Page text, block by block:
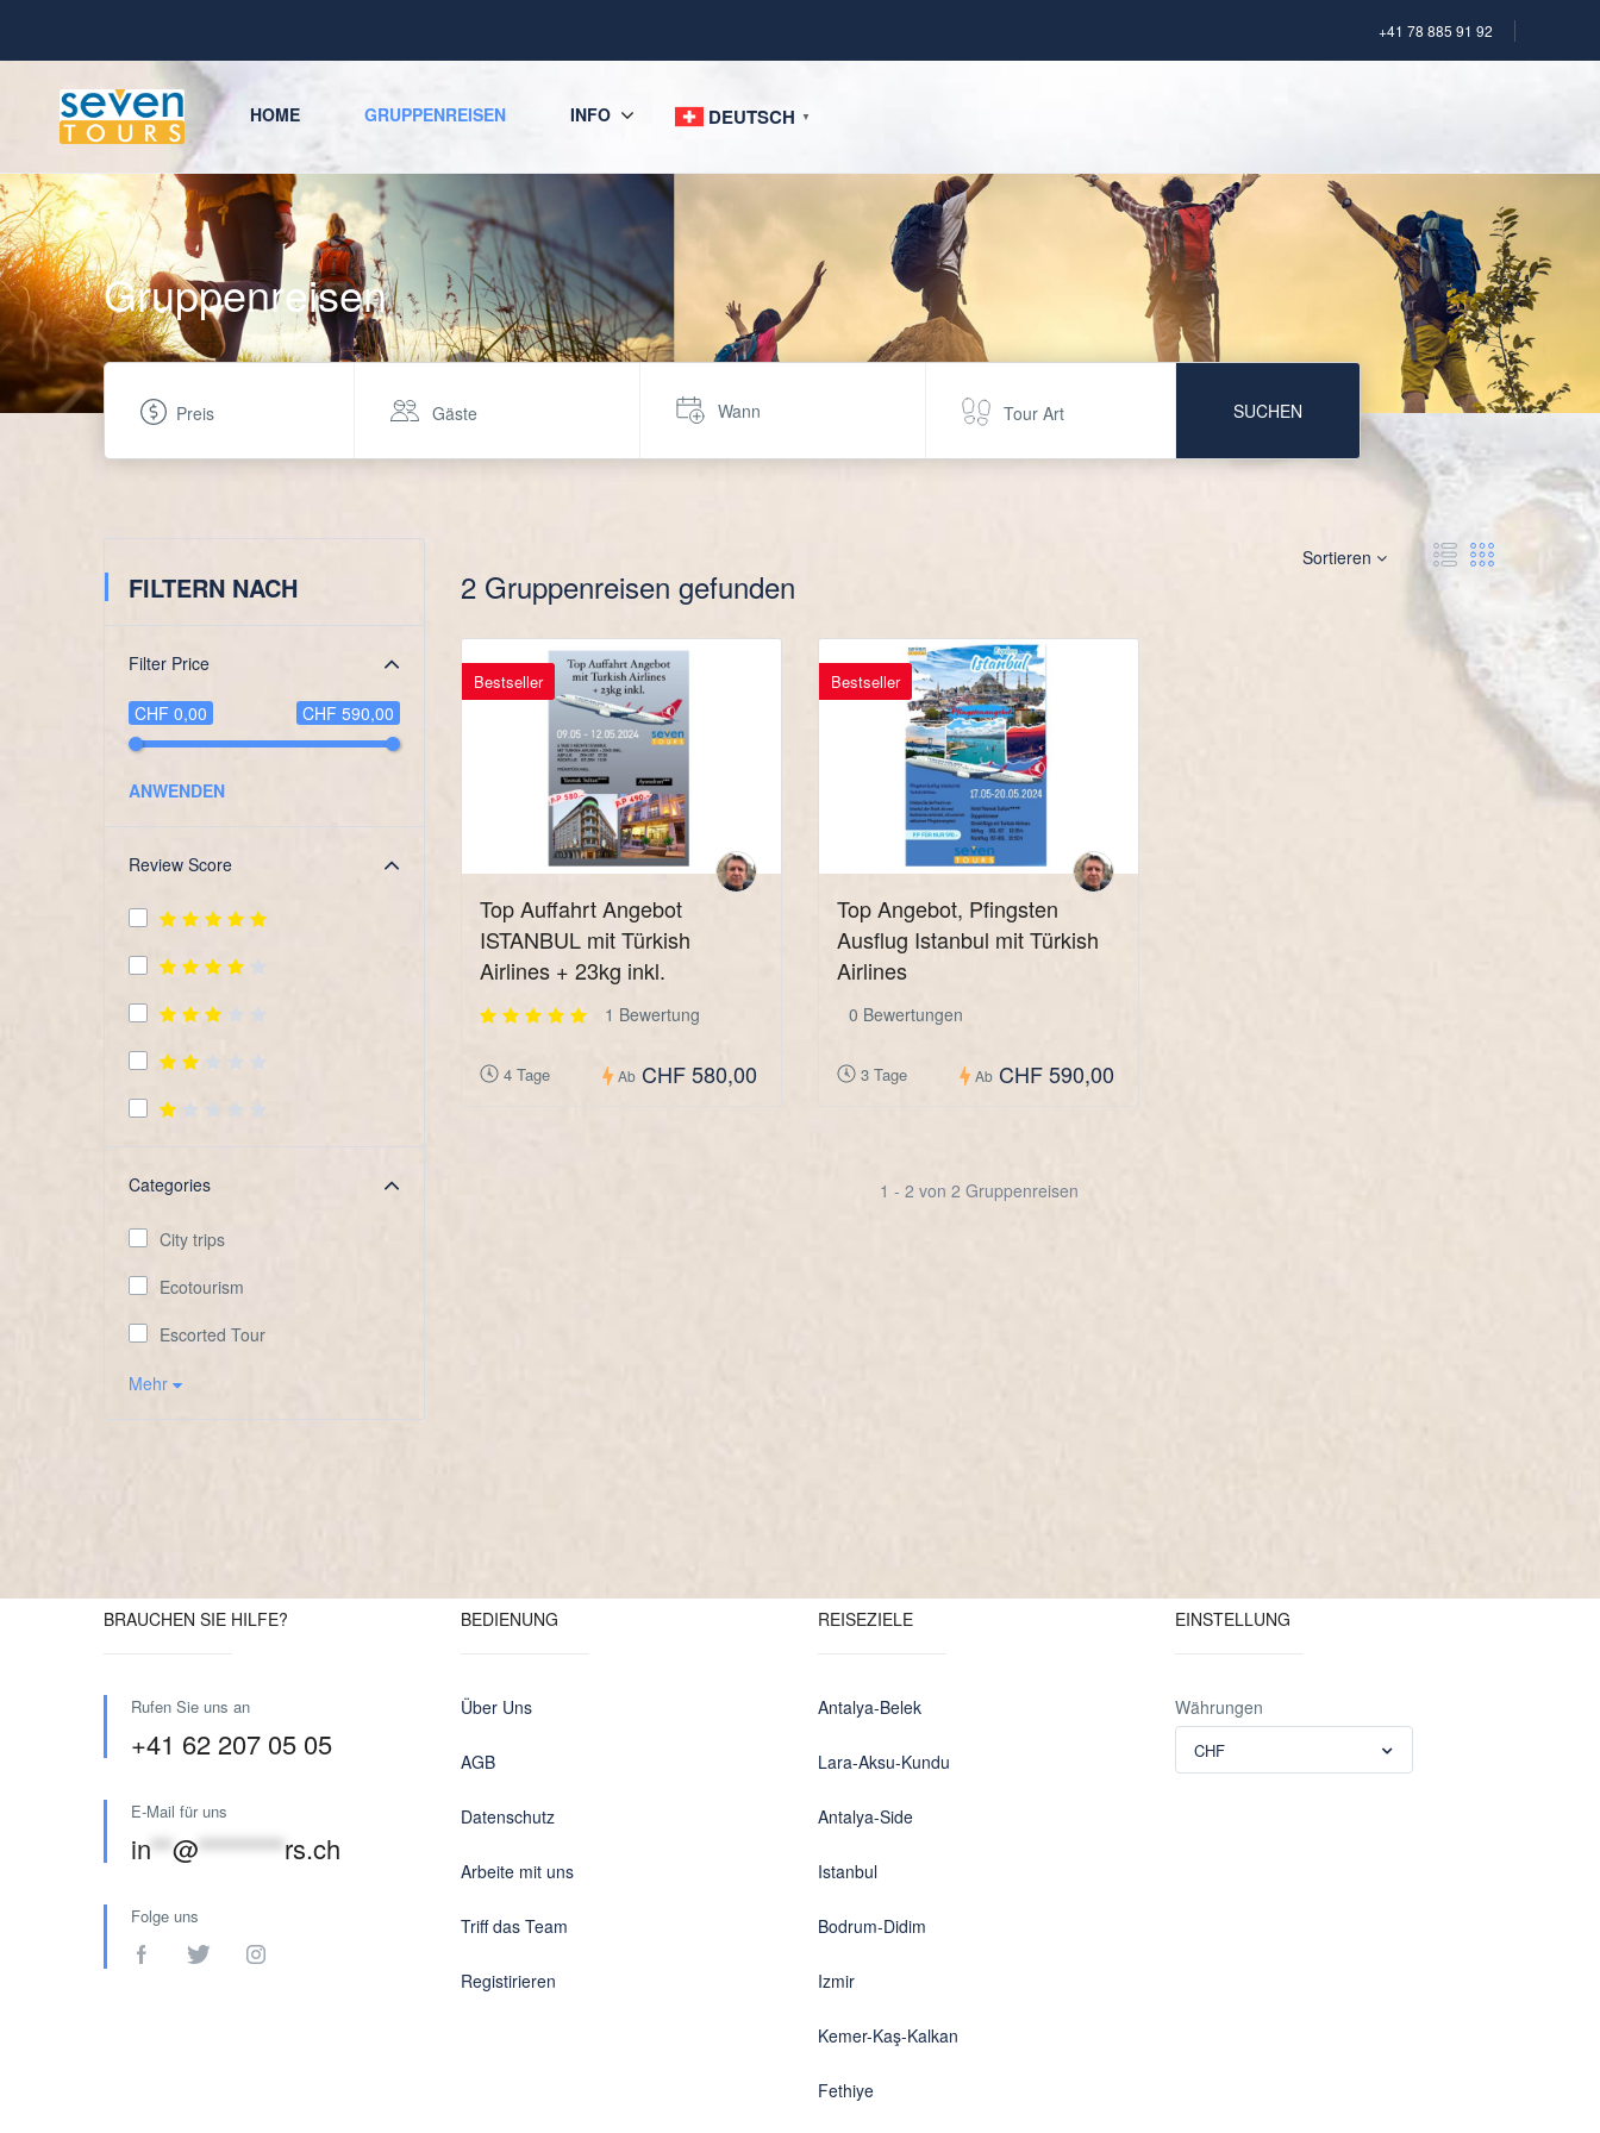
+41 78 885 91 92
HOME GRUPPENREISEN INFO DEUTSCH ▼
Gruppenreisen
Preis Gäste Wann Tour Art SUCHEN
FILTERN NACH
Filter Price
CHF 0,00 CHF 590,00
ANWENDEN
Review Score
Categories
City trips
Ecotourism
Escorted Tour
Mehr
Sortieren
2 Gruppenreisen gefunden
Bestseller
Top Auffahrt Angebot
ISTANBUL mit Türkish
Airlines + 23kg inkl.
1 Bewertung
4 Tage Ab CHF 580,00
Bestseller
Top Angebot, Pfingsten
Ausflug Istanbul mit Türkish
Airlines
0 Bewertungen
3 Tage Ab CHF 590,00
1 - 2 von 2 Gruppenreisen
BRAUCHEN SIE HILFE?
Rufen Sie uns an
+41 62 207 05 05
E-Mail für uns
in**@********rs.ch
Folge uns
BEDIENUNG
Über Uns
AGB
Datenschutz
Arbeite mit uns
Triff das Team
Registirieren
REISEZIELE
Antalya-Belek
Lara-Aksu-Kundu
Antalya-Side
Istanbul
Bodrum-Didim
Izmir
Kemer-Kaş-Kalkan
Fethiye
EINSTELLUNG
Währungen
CHF